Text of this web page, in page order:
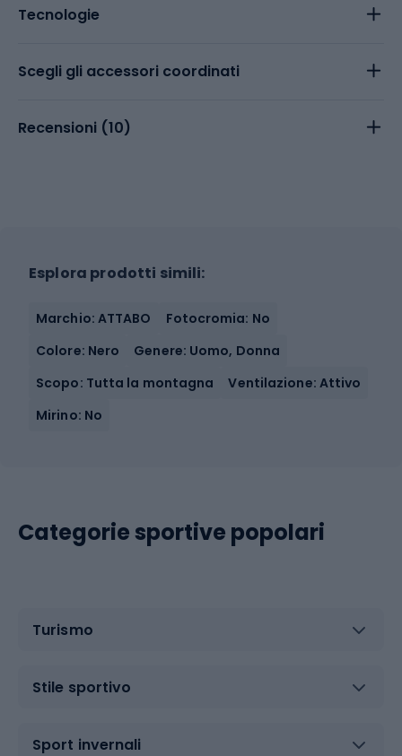
Tecnologie
Scegli gli accessori coordinati
Recensioni (10)
Esplora prodotti simili:
Marchio: ATTABO
Fotocromia: No
Colore: Nero
Genere: Uomo, Donna
Scopo: Tutta la montagna
Ventilazione: Attivo
Mirino: No
Categorie sportive popolari
Turismo
Stile sportivo
Sport invernali